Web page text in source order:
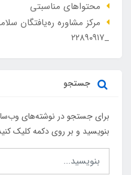
محتواهای مناسبتی
_۲۲۸۹۰۹۱۷
جستجو
برای جستجو در نوشته‌های
بنویسید و بر روی دکمه کلیک